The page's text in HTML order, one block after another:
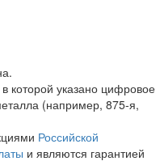
которой указано цифровое
(например, 875-я,
Российской
и являются гарантией